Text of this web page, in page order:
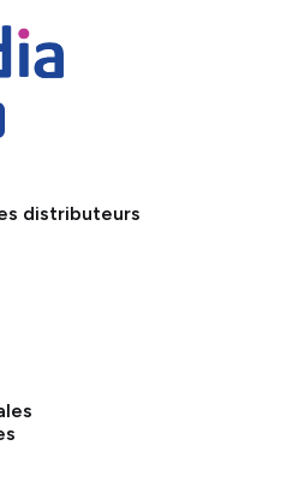
distributeurs